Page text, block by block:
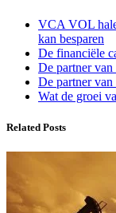
VCA VOL
kan besparen
De financiële
De partner
De partner
Wat de groei
Related Posts